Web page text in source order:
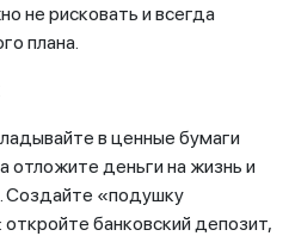
не рисковать и всегда
плана.
в ценные бумаги
отложите деньги на жизнь и
Создайте «подушку
банковский депозит,